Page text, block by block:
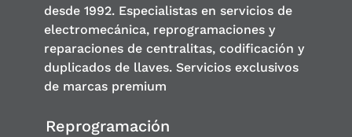
desde 1992. Especialistas en servicios de
electromecánica, reprogramaciones y
reparaciones de centralitas, codificación y
duplicados de llaves. Servicios exclusivos
de marcas premium
Reprogramación